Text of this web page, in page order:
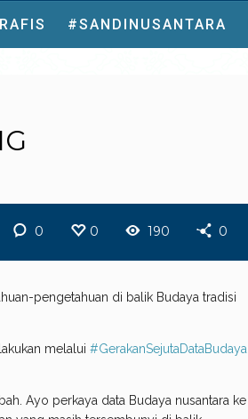
#SANDINUSANTARA
0 0 190 0
pengetahuan di balik Budaya tradisi
melalui #GerakanSejutaDataBudaya
Ayo perkaya data Budaya nusantara ke